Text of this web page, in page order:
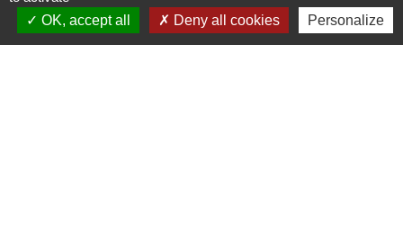
OK, accept all
Deny all cookies Personalize